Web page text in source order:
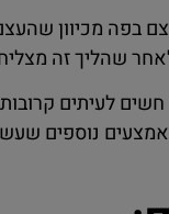
מכיוון
שהליך זה
לעיתים
נוספים